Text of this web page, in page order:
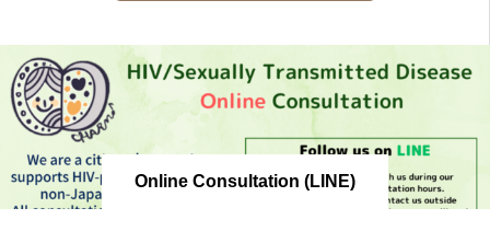
Online Consultation (LINE)